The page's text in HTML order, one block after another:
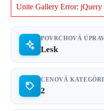
Unite Gallery Error: jQuery
POVRCHOVÁ
Lesk
CENOVÁ
2